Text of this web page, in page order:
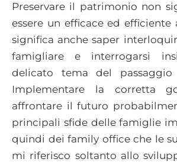
Preservare il patrimonio non
essere un efficace ed efficiente
significa anche saper
famigliare e interrogarsi
delicato tema del passaggio
Implementare la corretta
affrontare il futuro
principali sfide delle famiglie
quindi dei family office che le
mi riferisco soltanto allo